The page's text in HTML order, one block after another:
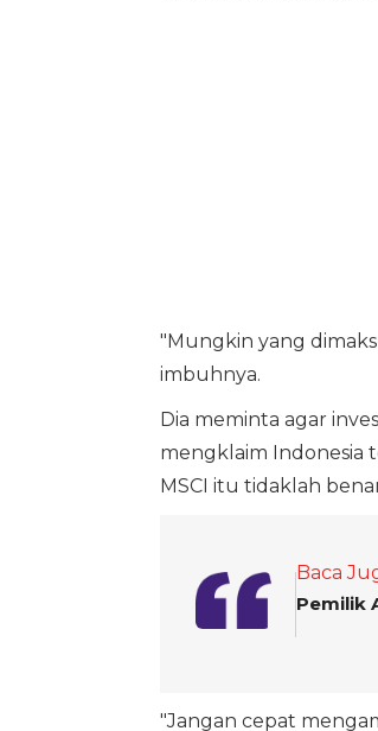
"Mungkin yang
imbuhnya.
Dia meminta agar
mengklaim Indonesia
MSCI itu tidaklah
Baca
Pemilik
"Jangan cepat